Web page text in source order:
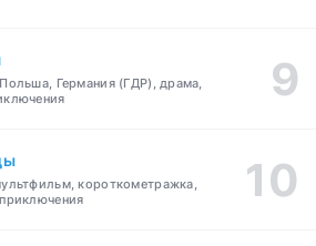
Германия (ГДР), драма,
короткометражка,